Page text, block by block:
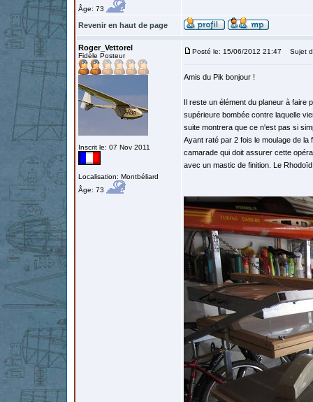
Âge: 73
Revenir en haut de page
Roger_Vettorel
Fidèle Posteur
Inscrit le: 07 Nov 2011
Localisation: Montbéliard
Âge: 73
Posté le: 15/06/2012 21:47 Sujet
Amis du Pik bonjour !
Il reste un élément du planeur à faire
supérieure bombée contre laquelle
suite montrera que ce n'est pas si
Ayant raté par 2 fois le moulage de
camarade qui doit assurer cette
avec un mastic de finition. Le